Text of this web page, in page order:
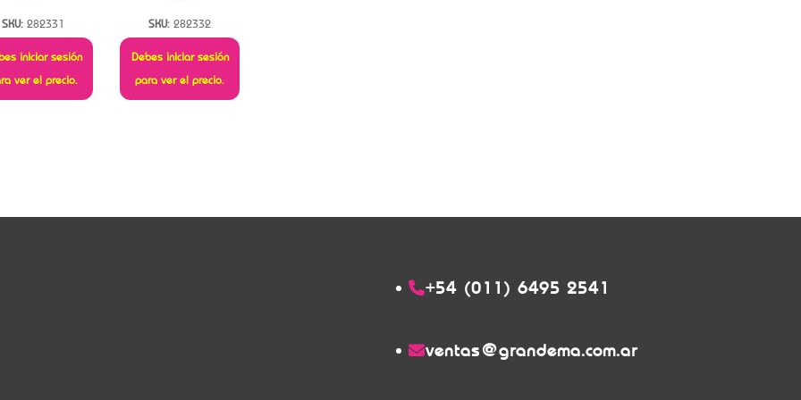
SKU: 282331
iniciar sesión
ver el precio.
SKU: 282332
Debes iniciar sesión
para ver el precio.
+54 (011) 6495 2541
ventas@grandema.com.ar